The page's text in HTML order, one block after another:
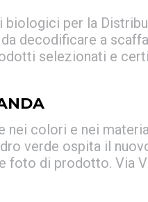
biologici per la
decodificare a
selezionati e
nei colori e nei
verde ospita il
foto di prodotto. Via